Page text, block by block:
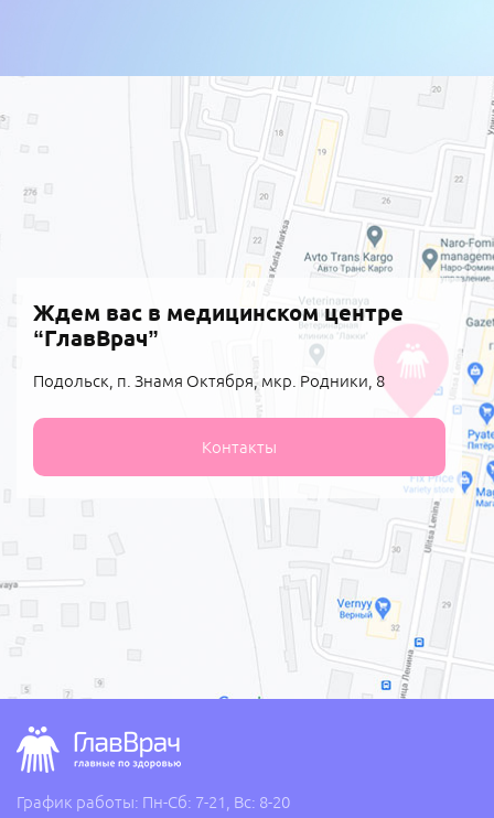
Ждем вас в медицинском центре
“ГлавВрач”
Подольск, п. Знамя Октября, мкр. Родники, 8
Контакты
График работы: Пн-Сб: 7-21, Вс: 8-20